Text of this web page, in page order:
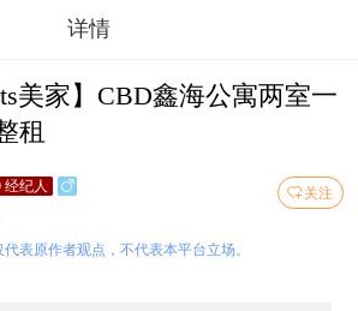
详情
美家】CBD鑫海公寓两室一
租
关注
经纪人
表原作者观点，不代表本平台立场。